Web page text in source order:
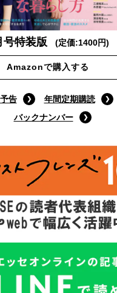
号特装版 (定価:1400円)
Amazonで購入する
告
年間定期購読
バックナンバー